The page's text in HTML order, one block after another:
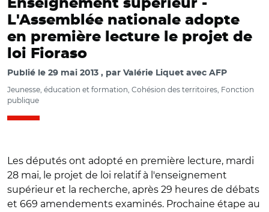
Enseignement supérieur -
L'Assemblée nationale adopte
en première lecture le projet de
loi Fioraso
Publié le 29 mai 2013 par Valérie Liquet avec AFP
Jeunesse, éducation et formation, Cohésion des territoires, Fonction
publique
Les députés ont adopté en première lecture, mardi
28 mai, le projet de loi relatif à l'enseignement
supérieur et la recherche, après 29 heures de débats
et 669 amendements examinés. Prochaine étape au